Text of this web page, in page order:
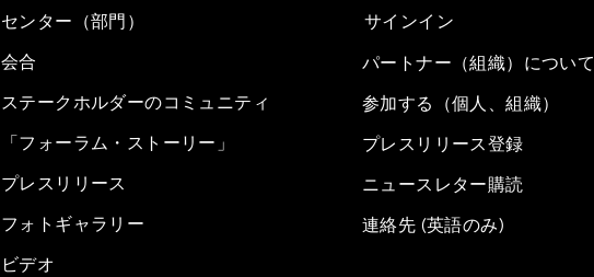
センター（部門）
会合
ステークホルダーのコミュニティ
「フォーラム・ストーリー」
プレスリリース
フォトギャラリー
ビデオ
サインイン
パートナー（組織）について
参加する（個人、組織）
プレスリリース登録
ニュースレター購読
連絡先 (英語のみ)